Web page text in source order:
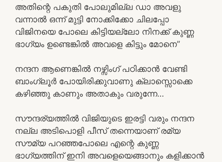
അതിന്റെ പകുതി പോലുമില്ല ഡാ അവളു
വന്നാൽ ഒന്ന് മുട്ടി നോക്കിക്കോ ചിലപ്പോ
വിജിനയെ പോലെ കിട്ടിയല്ലോ നിനക്ക് കുണ്ണ
ഭാഗ്യം ഉണ്ടെങ്കിൽ അവളെ കിട്ടും മോനെ”
നന്ദന ആണെങ്കിൽ നഴ്സിംഗ് പഠിക്കാൻ വേണ്ടി
ബാംഗ്ലൂർ പോയിരിക്കുവാണു ക്ലാസ്സൊക്കെ
കഴിഞ്ഞു കാണും അതാകും വരുന്നേ…
സൗന്ദര്യത്തിൽ വിജിയുടെ ഇരട്ടി വരും നന്ദന
നല്ല അടിപൊളി പീസ് തന്നെയാണ് രമ്യ
സൗമ്യ പറഞ്ഞപോലെ എന്റെ കുണ്ണ
ഭാഗ്യത്തിന് ഇനി അവളെയെങ്ങാനും കളിക്കാൻ